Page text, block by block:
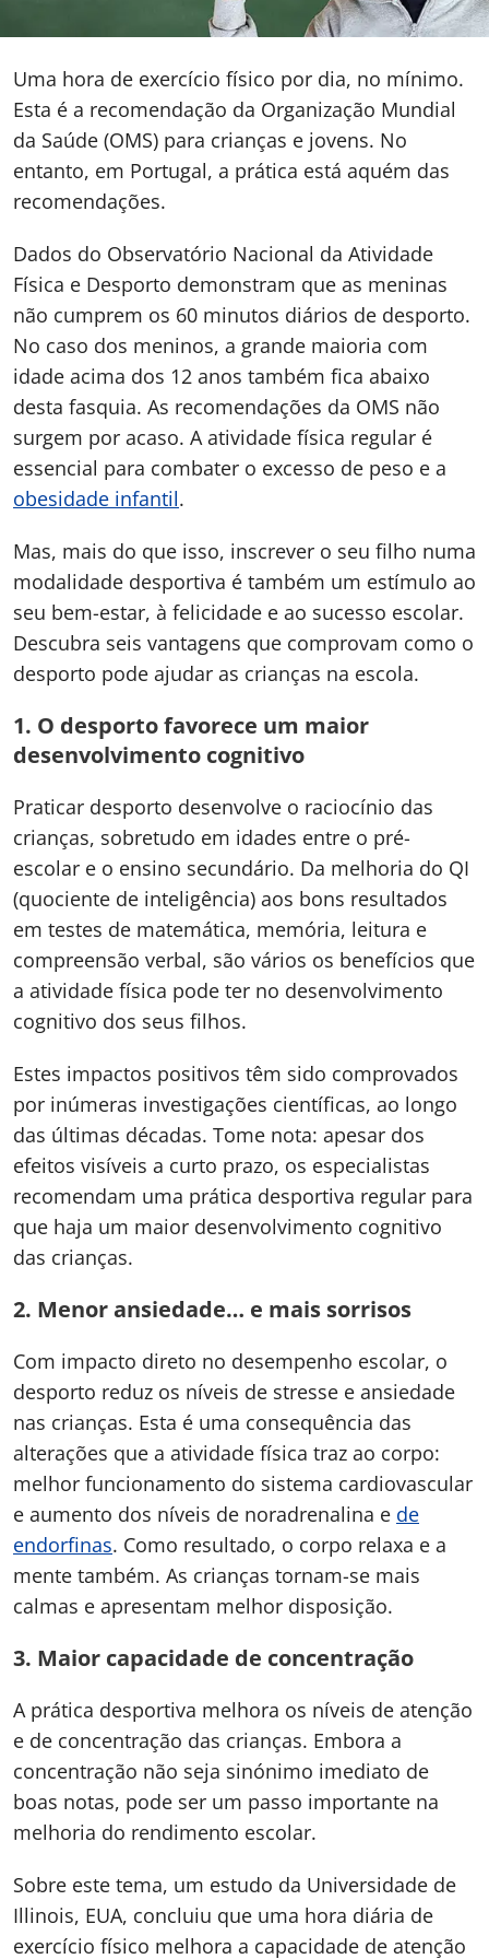
Uma hora de exercício físico por dia, no mínimo.
Esta é a recomendação da Organização Mundial
da Saúde (OMS) para crianças e jovens. No
entanto, em Portugal, a prática está aquém das
recomendações.
Dados do Observatório Nacional da Atividade
Física e Desporto demonstram que as meninas
não cumprem os 60 minutos diários de desporto.
No caso dos meninos, a grande maioria com
idade acima dos 12 anos também fica abaixo
desta fasquia. As recomendações da OMS não
surgem por acaso. A atividade física regular é
essencial para combater o excesso de peso e a
obesidade infantil.
Mas, mais do que isso, inscrever o seu filho numa
modalidade desportiva é também um estímulo ao
seu bem-estar, à felicidade e ao sucesso escolar.
Descubra seis vantagens que comprovam como o
desporto pode ajudar as crianças na escola.
1. O desporto favorece um maior
desenvolvimento cognitivo
Praticar desporto desenvolve o raciocínio das
crianças, sobretudo em idades entre o pré-
escolar e o ensino secundário. Da melhoria do QI
(quociente de inteligência) aos bons resultados
em testes de matemática, memória, leitura e
compreensão verbal, são vários os benefícios que
a atividade física pode ter no desenvolvimento
cognitivo dos seus filhos.
Estes impactos positivos têm sido comprovados
por inúmeras investigações científicas, ao longo
das últimas décadas. Tome nota: apesar dos
efeitos visíveis a curto prazo, os especialistas
recomendam uma prática desportiva regular para
que haja um maior desenvolvimento cognitivo
das crianças.
2. Menor ansiedade… e mais sorrisos
Com impacto direto no desempenho escolar, o
desporto reduz os níveis de stresse e ansiedade
nas crianças. Esta é uma consequência das
alterações que a atividade física traz ao corpo:
melhor funcionamento do sistema cardiovascular
e aumento dos níveis de noradrenalina e de
endorfinas. Como resultado, o corpo relaxa e a
mente também. As crianças tornam-se mais
calmas e apresentam melhor disposição.
3. Maior capacidade de concentração
A prática desportiva melhora os níveis de atenção
e de concentração das crianças. Embora a
concentração não seja sinónimo imediato de
boas notas, pode ser um passo importante na
melhoria do rendimento escolar.
Sobre este tema, um estudo da Universidade de
Illinois, EUA, concluiu que uma hora diária de
exercício físico melhora a capacidade de atenção